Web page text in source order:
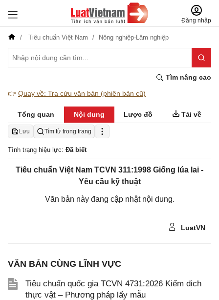
Đăng nhập
Tiêu chuẩn Việt Nam Nông nghiệp-Lâm nghiệp
Tìm nâng cao
👉 Quay về: Tra cứu văn bản (phiên bản cũ)
Tổng quan Nội dung Lược đồ Tải về
Lưu Tìm từ trong trang
Tình trạng hiệu lực: Đã biết
Tiêu chuẩn Việt Nam TCVN 311:1998 Giống lúa lai -
Yêu cầu kỹ thuật
Văn bản này đang cập nhật nội dung.
LuatVN
VĂN BẢN CÙNG LĨNH VỰC
Tiêu chuẩn quốc gia TCVN 4731:2026 Kiểm dịch
thực vật – Phương pháp lấy mẫu